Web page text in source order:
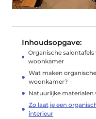
Inhoudsopgave:
Organische
woonkamer
Wat maken
woonkamer?
Natuurlijke materialen
Zo laat je een
interieur